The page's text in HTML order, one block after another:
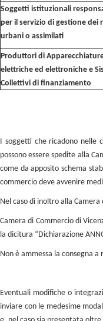
Soggetti istituzionali
per il servizio di gestione dei
urbani o assimilati
Produttori di
elettriche ed elettroniche e
Collettivi di finanziamento
I soggetti che ricadono nelle
possono essere spedite alla
come da apposito schema
commercio deve avvenire
Nel caso di inoltro alla
Camera di Commercio di
la dicitura “Dichiarazione
Non è ammessa la consegna
Eventuali modifiche o
inviare con le medesime